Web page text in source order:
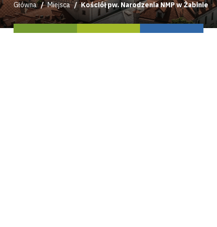
i wycieczki
Mapa
Główna Miejsca Kościół pw. Narodzenia NMP w Żabinie